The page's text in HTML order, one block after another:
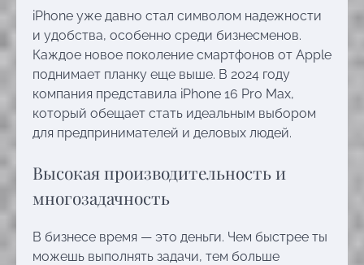
iPhone уже давно стал символом надежности
и удобства, особенно среди бизнесменов.
Каждое новое поколение смартфонов от Apple
поднимает планку еще выше. В 2024 году
компания представила iPhone 16 Pro Max,
который обещает стать идеальным выбором
для предпринимателей и деловых людей.
Высокая производительность и
многозадачность
В бизнесе время — это деньги. Чем быстрее ты
можешь выполнять задачи, тем больше